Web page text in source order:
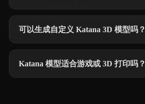
可以生成自定义 Katana 3D 模型吗？
Katana 模型适合游戏或 3D 打印吗？